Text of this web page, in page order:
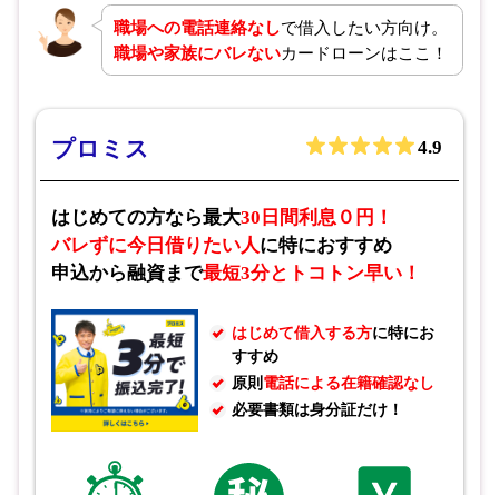
職場への電話連絡なしで借入したい方向け。
職場や家族にバレないカードローンはここ！
プロミス 4.9
はじめての方なら最大30日間利息０円！
バレずに今日借りたい人に特におすすめ
申込から融資まで最短3分とトコトン早い！
はじめて借入する方に特にお
すすめ
原則 電話による在籍確認なし
必要書類は身分証だけ！